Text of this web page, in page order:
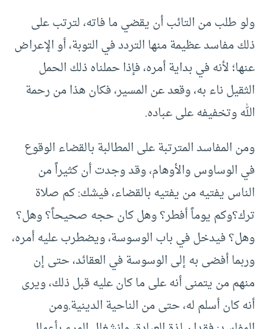
ولو طلب من التائب أن يقضي ما فاته، لترتب على
ذلك مفاسد عظيمة منها التردد في التوبة، أو الإعراض
عنها؛ لأنه في بداية أمره، فإذا حملناه ذلك الحمل
الثقيل ناء به، وقعد عن المسير، فكان هذا من رحمة
الله وتخفيفه على عباده.
ومن المفاسد المترتبة على المطالبة بالقضاء الوقوع
في الوساوس والأوهام، وقد وجدت أن كثيراً من
الناس يفتيه من يفتيه بالقضاء، فيشك: كم صلاة
ترك؟وكم يوماً أفطر؟ وهل كان حجه صحيحاً؟ وهل؟
وهل؟ فيدخل في باب الوسوسة، ويضطرب عليه أمره،
وربما أفضى به إلى الوسوسة في العقائد، حتى إن
منهم من يتمنى أنه على ما كان عليه قبل ذلك، ويرى
أنه كان أسلم له، حتى من الناحية الدينية.ومن